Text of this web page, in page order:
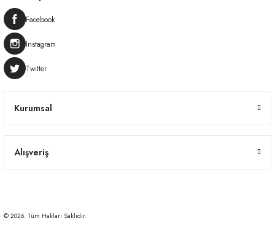
Kurumsal
Alışveriş
Facebook
Instagram
Twitter
© 2026. Tüm Hakları Saklıdır.